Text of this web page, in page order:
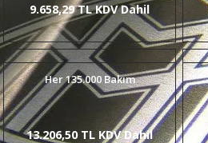
9.658,29 TL KDV Dahil
Her 135.000 Bakım
13.206,50 TL KDV Dahil